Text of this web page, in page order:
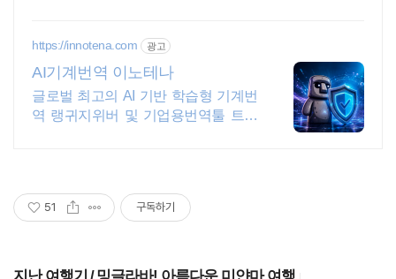
https://innotena.com 광고
AI기계번역 이노테나
글로벌 최고의 AI 기반 학습형 기계번
역 랭귀지위버 및 기업용번역툴 트라
51 구독하기
지난 여행기 밍글라바! 아름다운 미얀마 여행